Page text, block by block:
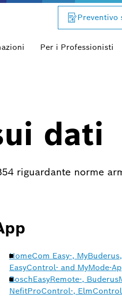
Preventivo
Per i Professionisti
dati
riguardante norme
HomeCom Easy-,
EasyControl- and MyMode-
BoschEasyRemote-,
NefitProControl-,